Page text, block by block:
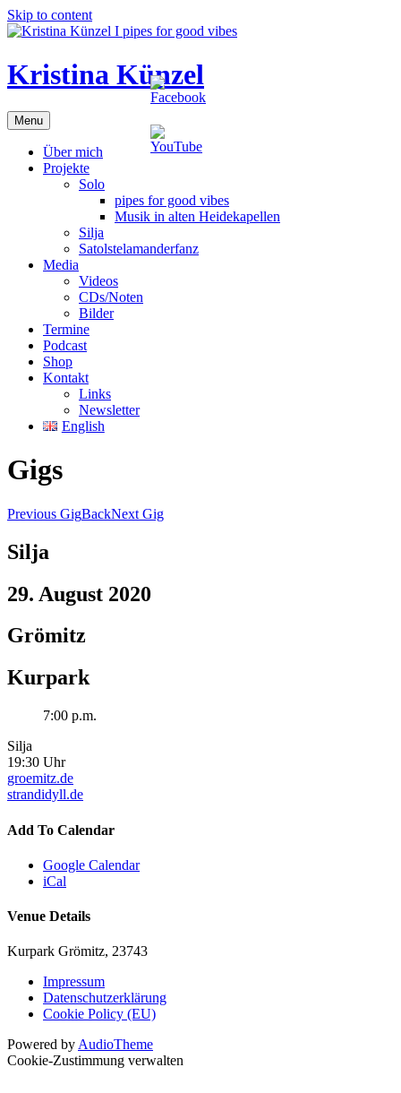
Skip to content
Kristina Künzel
Menu
Über mich
Projekte
Solo
pipes for good vibes
Musik in alten Heidekapellen
Silja
Satolstelamanderfanz
Media
Videos
CDs/Noten
Bilder
Termine
Podcast
Shop
Kontakt
Links
Newsletter
English
Gigs
Previous GigBackNext Gig
Silja
29. August 2020
Grömitz
Kurpark
7:00 p.m.
Silja
19:30 Uhr
groemitz.de
strandidyll.de
Add To Calendar
Google Calendar
iCal
Venue Details
Kurpark Grömitz, 23743
Impressum
Datenschutzerklärung
Cookie Policy (EU)
Powered by AudioTheme
Cookie-Zustimmung verwalten